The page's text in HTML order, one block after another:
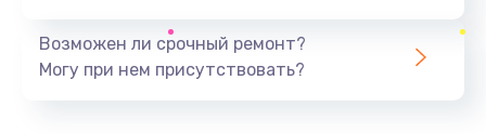
Заказать
Возможен ли срочный ремонт?
Могу при нем присутствовать?